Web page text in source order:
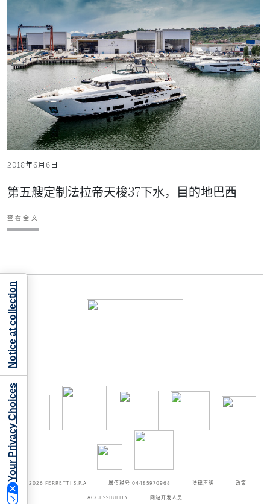
2018年6月6日
第五艘定制法拉帝天梭37下水，目的地巴西
查看全文
©2026 FERRETTI S.P.A 增值税号 04485970968 法律声明 政策
ACCESSIBILITY 网站开发人员
Your Privacy Choices
Notice at collection